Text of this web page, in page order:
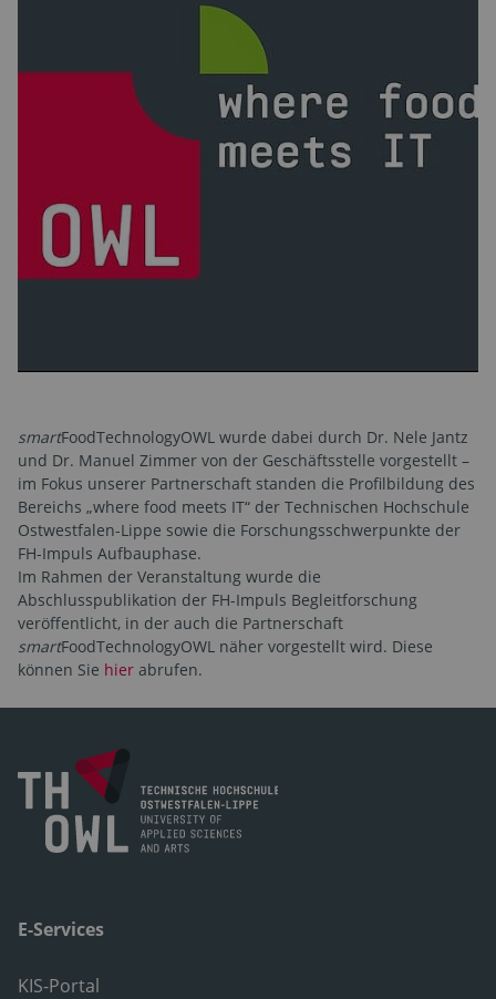
smartFoodTechnologyOWL wurde dabei durch Dr. Nele Jantz
und Dr. Manuel Zimmer von der Geschäftsstelle vorgestellt –
im Fokus unserer Partnerschaft standen die Profilbildung des
Bereichs „where food meets IT“ der Technischen Hochschule
Ostwestfalen-Lippe sowie die Forschungsschwerpunkte der
FH-Impuls Aufbauphase.
Im Rahmen der Veranstaltung wurde die
Abschlusspublikation der FH-Impuls Begleitforschung
veröffentlicht, in der auch die Partnerschaft
smartFoodTechnologyOWL näher vorgestellt wird. Diese
können Sie hier abrufen.
E-Services
KIS-Portal